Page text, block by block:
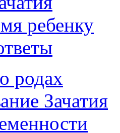
ребенку
родах
Зачатия